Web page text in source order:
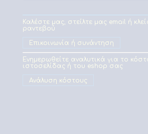
Καλέστε μας, στείλτε μας email ή
ραντεβού
Επικοινωνία ή συνάντηση
Ενημερωθείτε αναλυτικά για το
ιστοσελίδας ή του eshop σας
Ανάλυση κόστους